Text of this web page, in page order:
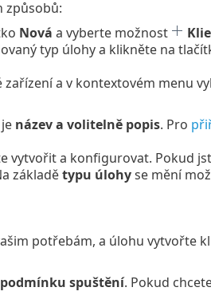
způsobů:
Nová a vyberte možnost
typ úlohy a klikněte na
a v kontextovém menu
název a volitelně popis. Pro
vytvořit a konfigurovat. Pokud
základětypu úlohyse mění
potřebám, a úlohu vytvořte
spuštění. Pokud